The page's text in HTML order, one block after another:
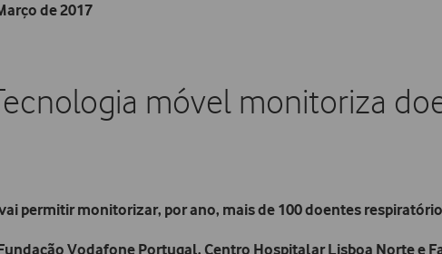
de 2017
móvel monitoriza
permitir monitorizar, por ano, mais de 100 doentes
Vodafone Portugal, Centro Hospitalar Lisboa Norte e